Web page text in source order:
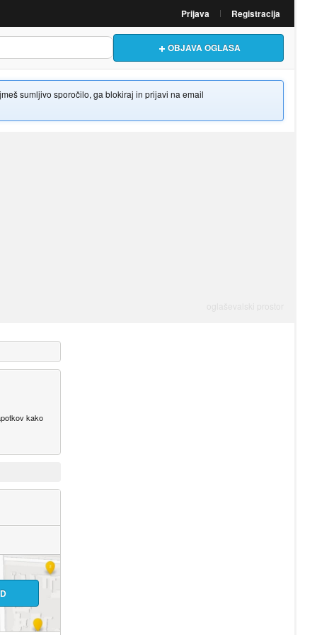
Prijava Registracija
OBJAVA OGLASA
sumljivo sporočilo, ga blokiraj in prijavi na email
kako